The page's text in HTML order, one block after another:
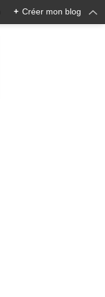
+ Créer mon blog